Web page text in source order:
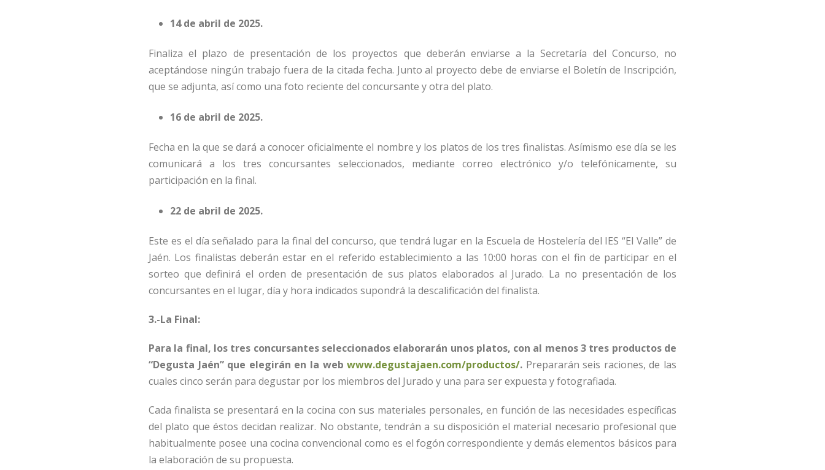
14 de abril de 2025.
Finaliza el plazo de presentación de los proyectos que deberán enviarse a la Secretaría del Concurso, no
aceptándose ningún trabajo fuera de la citada fecha. Junto al proyecto debe de enviarse el Boletín de Inscripción,
que se adjunta, así como una foto reciente del concursante y otra del plato.
16 de abril de 2025.
Fecha en la que se dará a conocer oficialmente el nombre y los platos de los tres finalistas. Asímismo ese día se les
comunicará a los tres concursantes seleccionados, mediante correo electrónico y/o telefónicamente, su
participación en la final.
22 de abril de 2025.
Este es el día señalado para la final del concurso, que tendrá lugar en la Escuela de Hostelería del IES “El Valle” de
Jaén. Los finalistas deberán estar en el referido establecimiento a las 10:00 horas con el fin de participar en el
sorteo que definirá el orden de presentación de sus platos elaborados al Jurado. La no presentación de los
concursantes en el lugar, día y hora indicados supondrá la descalificación del finalista.
3.-La Final:
Para la final, los tres concursantes seleccionados elaborarán unos platos, con al menos 3 tres productos de
“Degusta Jaén” que elegirán en la webwww.degustajaen.com/productos/. Prepararán seis raciones, de las
cuales cinco serán para degustar por los miembros del Jurado y una para ser expuesta y fotografiada.
Cada finalista se presentará en la cocina con sus materiales personales, en función de las necesidades específicas
del plato que éstos decidan realizar. No obstante, tendrán a su disposición el material necesario profesional que
habitualmente posee una cocina convencional como es el fogón correspondiente y demás elementos básicos para
la elaboración de su propuesta.